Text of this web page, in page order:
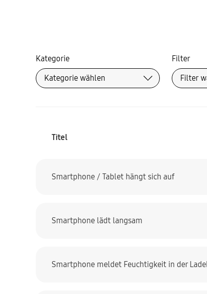
Kategorie
Filter
Titel
Smartphone / Tablet hängt sich auf
Smartphone lädt langsam
Smartphone meldet Feuchtigkeit in der